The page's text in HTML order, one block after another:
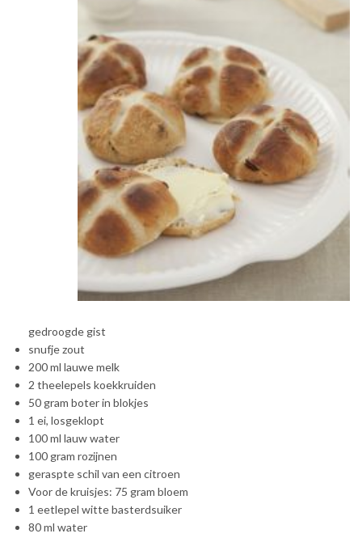
gedroogde gist
snufje zout
200 ml lauwe melk
2 theelepels koekkruiden
50 gram boter in blokjes
1 ei, losgeklopt
100 ml lauw water
100 gram rozijnen
geraspte schil van een citroen
Voor de kruisjes: 75 gram bloem
1 eetlepel witte basterdsuiker
80 ml water